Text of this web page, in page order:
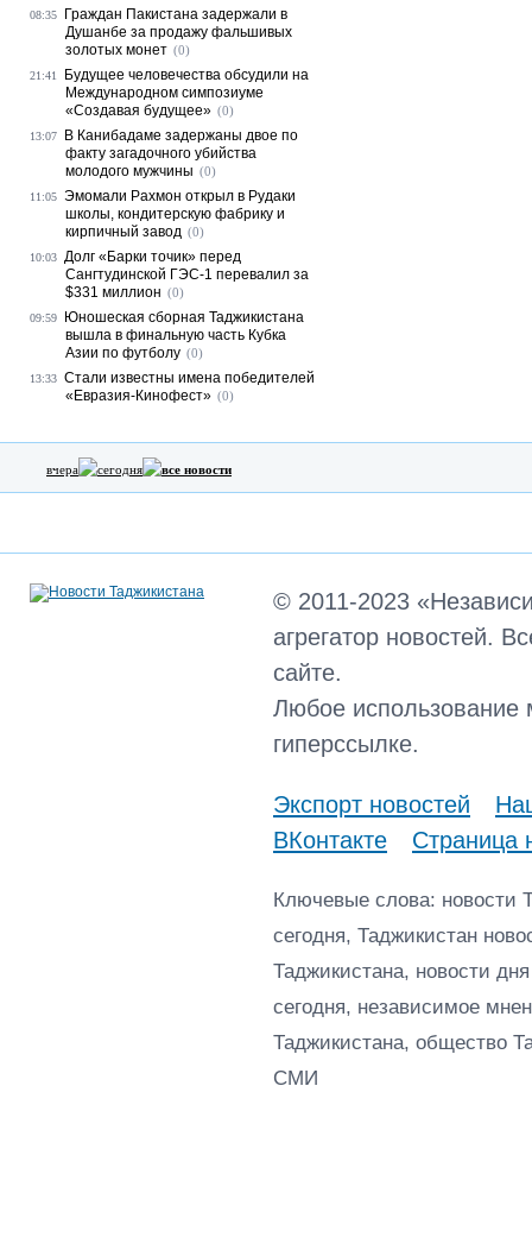
08:35
Граждан Пакистана задержали в
Душанбе за продажу фальшивых
золотых монет (0)
21:41
Будущее человечества обсудили на
Международном симпозиуме
«Создавая будущее» (0)
13:07
В Канибадаме задержаны двое по
факту загадочного убийства
молодого мужчины (0)
11:05 Эмомали Рахмон открыл в Рудаки
школы, кондитерскую фабрику и
кирпичный завод (0)
10:03 Долг «Барки точик» перед
Сангтудинской ГЭС-1 перевалил за
$331 миллион (0)
09:59
Юношеская сборная Таджикистана
вышла в финальную часть Кубка
Азии по футболу (0)
13:33 Стали известны имена победителей
«Евразия-Кинофест» (0)
вчера сегодня все новости
© 2011-2023
агрегатор новостей.
сайте.
Любое использование
гиперссылке.
Экспорт новостей
ВКонтакте
Страница
Ключевые слова: новости
сегодня, Таджикистан
Таджикистана, новости
сегодня, независимое
Таджикистана, общество
СМИ